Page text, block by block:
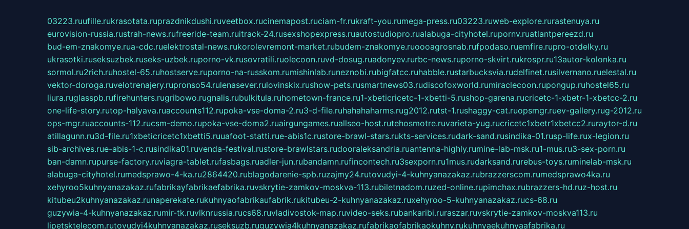
03223.ruufille.rukrasotata.ruprazdnikdushi.ruveetbox.rucinemapost.ruciam-fr.rukraft-you.rumega-press.ru03223.ruweb-explore.rurastenuya.ru
eurovision-russia.rustrah-news.rufreeride-team.ruitrack-24.rusexshopexpress.ruautostudiopro.rualabuga-cityhotel.rupornv.ruatlantpereezd.ru
bud-em-znakomye.rua-cdc.ruelektrostal-news.rukorolevremont-market.rubudem-znakomye.ruoooagrosnab.rufpodaso.ruemfire.rupro-otdelky.ru
ukrasotki.ruseksuzbek.ruseks-uzbek.ruporno-vk.rusovratili.ruolecoon.ruvd-dosug.ruadonyev.rurbc-news.ruporno-skvirt.rukrospr.ru13autor-kolonka.ru
sormol.ru2rich.ruhostel-65.ruhostserve.ruporno-na-russkom.rumishinlab.runeznobi.rubigfatcc.ruhabble.rustarbucksvia.rudelfinet.rusilvernano.ruelestal.ru
vektor-doroga.ruvelotrenajery.rupronso54.rulenasever.rulovinskix.rushow-pets.rusmartnews03.rudiscofoxworld.rumiraclecoon.rupongup.ruhostel65.ru
liura.ruglasspb.rufirehunters.rugribowo.rugnalis.rubulkitula.ruhometown-france.ru1-xbeticricetc-1-xbetti-5.rushop-garena.rucricetc-1-xbetr-1-xbetcc-2.ru
one-life-story.rutop-halyava.ruaccounts112.rupoka-vse-doma-2.ru3-d-file.ruhahahaharms.rug2012.rutst-1.rushaggy-cat.ruopsmgr.ruev-gallery.rug-2012.ru
ops-mgr.ruaccounts-112.rucsm-demo.rupoka-vse-doma2.ruairgungames.ruallseo-host.rutehosmotre.ruvarieta-yug.rucricetc1xbetr1xbetcc2.ruraytor-d.ru
atillagunn.ru3d-file.ru1xbeticricetc1xbetti5.ruuafoot-statti.rue-abis1c.rustore-brawl-stars.rukts-services.rudark-sand.rusindika-01.rusp-life.rux-legion.ru
sib-archives.rue-abis-1-c.rusindika01.ruvenda-festival.rustore-brawlstars.rudooraleksandria.ruantenna-highly.rumine-lab-msk.ru1-mus.ru3-sex-porn.ru
ban-damn.rupurse-factory.ruviagra-tablet.rufasbags.ruadler-jun.rubandamn.rufincontech.ru3sexporn.ru1mus.rudarksand.rurebus-toys.ruminelab-msk.ru
alabuga-cityhotel.rumedsprawo-4-ka.ru2864420.rublagodarenie-spb.ruzajmy24.rutovudyi-4-kuhnyanazakaz.rubrazzerscom.rumedsprawo4ka.ru
xehyroo5kuhnyanazakaz.rufabrikayfabrikaefabrika.ruvskrytie-zamkov-moskva-113.rubiletnadom.ruzed-online.rupimchax.rubrazzers-hd.ruz-host.ru
kitubeu2kuhnyanazakaz.runaperekate.rukuhnyaofabrikaufabrik.rukitubeu-2-kuhnyanazakaz.ruxehyroo-5-kuhnyanazakaz.rucs-68.ru
guzywia-4-kuhnyanazakaz.rumir-tk.ruvlknrussia.rucs68.ruvladivostok-map.ruvideo-seks.rubankaribi.ruraszar.ruvskrytie-zamkov-moskva113.ru
lipetsktelecom.rutovudyi4kuhnyanazakaz.ruseksuzb.ruguzywia4kuhnyanazakaz.rufabrikaofabrikaokuhny.rukuhnyaekuhnyaafabrika.ru